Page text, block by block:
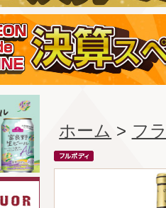
ホーム > フ